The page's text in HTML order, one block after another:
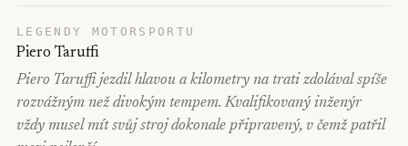
LEGENDY MOTORSPORTU
Piero Taruffi
Piero Taruffi jezdil hlavou a kilometry na trati zdolával spíše
rozvážným než divokým tempem. Kvalifikovaný inženýr
vždy musel mít svůj stroj dokonale připravený, v čemž patřil